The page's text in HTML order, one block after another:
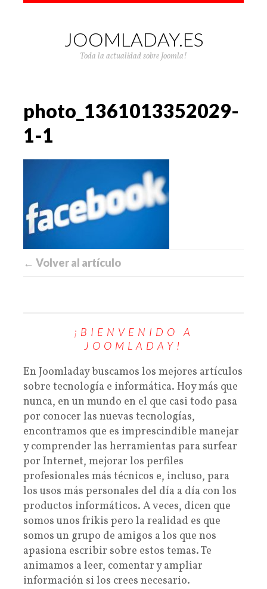
JOOMLADAY.ES
Toda la actualidad sobre Joomla!
photo_1361013352029-
1-1
← Volver al artículo
¡BIENVENIDO A
JOOMLADAY!
En Joomladay buscamos los mejores artículos
sobre tecnología e informática. Hoy más que
nunca, en un mundo en el que casi todo pasa
por conocer las nuevas tecnologías,
encontramos que es imprescindible manejar
y comprender las herramientas para surfear
por Internet, mejorar los perfiles
profesionales más técnicos e, incluso, para
los usos más personales del día a día con los
productos informáticos. A veces, dicen que
somos unos frikis pero la realidad es que
somos un grupo de amigos a los que nos
apasiona escribir sobre estos temas. Te
animamos a leer, comentar y ampliar
información si los crees necesario.